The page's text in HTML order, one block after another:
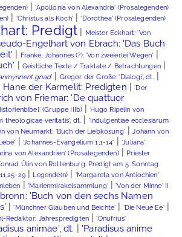
|'Apollonia von Alexandria' (Prosalegenden)
| 'Christus als Koch'|'Dorothea' (Prosalegenden)
Predigt | Meister Eckhart: 'Von
Engelhart von Ebrach: 'Das Buch
| Franke, Johannes (?): 'Von zweierlei Wegen' |
|Geistliche Texte / Traktate / Betrachtungen|
gnad' | Gregor der Große: 'Dialogi', dt.|
Hane der Karmelit: Predigten |'Der
von Friemar: 'De quattuor
(Gruppe IIIb) | Hugo Ripelin von
theologicae veritatis', dt. | 'Indulgentiae ecclesiarum
von Neumarkt: 'Buch der Liebkosung'|Johann von
|'Johannes-Evangelium 1,1-14' |'Juliana'
von Alexandrien' (Prosalegenden)| Priester
Ülin von Rottenburg: Predigt am 5. Sonntag
29| Legende(n) | 'Margareta von Antiochien'
|'Marienmirakelsammlung'|'Von der Minne' II
'Buch von den sechs Namen
|'Münchner Glauben und Beichte' | 'Die Neue Ee'|
Redaktor: Jahrespredigten |'Onufrius'
animae', dt. | 'Paradisus anime